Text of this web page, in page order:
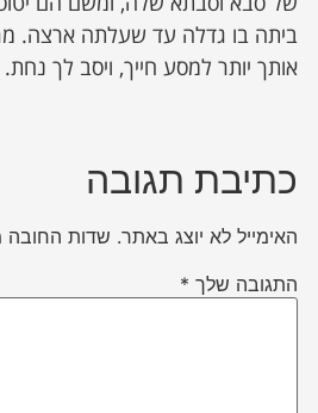
ביתה בו גדלה עד שעלתה ארצה.
אותך יותר למסע חייך, ויסב לך נחת.
כתיבת תגובה
האימייל לא יוצג באתר. שדות החובה
התגובה שלך *